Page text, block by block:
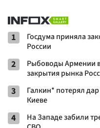
1
Госдума приняла
России
2
Рыбоводы Армении
закрытия рынка
3
Галкин* потерял
Киеве
4
На Западе забили